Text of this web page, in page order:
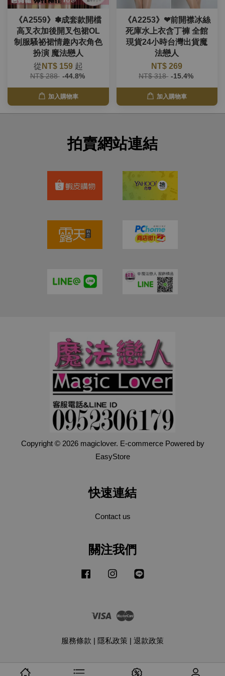
《A2559》✽成套款開檔
高叉衣加後開叉包裙OL
制服騷祕裙情趣內衣角色
扮演 魔法戀人
從 NT$ 159 起
NT$ 288 -44.8%
加入購物車
《A2253》❤前開襟冰絲
死庫水上衣含丁褲 全館
現貨24小時台灣出貨魔
法戀人
NT$ 269
NT$ 318 -15.4%
加入購物車
拍賣網站連結
Copyright © 2026 magiclover. E-commerce Powered by
EasyStore
快速連結
Contact us
關注我們
Facebook Instagram
Visa
服務條款 | 隱私政策 | 退款政策